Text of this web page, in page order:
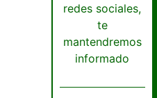
redes sociales,
te
mantendremos
informado